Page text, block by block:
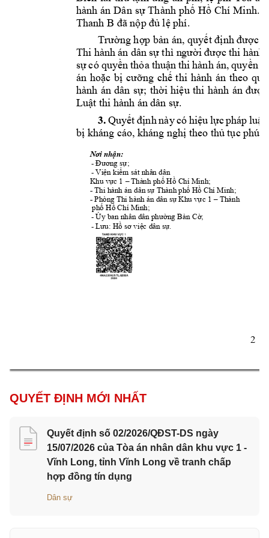
2
hành án Dân sự Thành phố Hồ Chí Minh.
Thanh B đã nộp đủ lệ phí.
Trường hợp bản án, quyết định được
Thi hành án dân sự thì người được thi hành
sự có quyền thỏa thuận thi hành án, quyền
án hoặc bị cưỡng chế thi hành án theo
hành án dân sự; thời hiệu thi hành án
Luật thi hành án dân sự.
3. Quyết định này có hiệu lực pháp luật
bị kháng cáo, kháng nghị theo thủ tục phúc
Nơi nhận:
- Đương sự;
- Viện kiểm sát nhân dân
Khu vực 1 – Thành phố Hồ Chí Minh;
- Thi hành án dân sự Thành phố Hồ Chí Minh;
- Phòng Thi hành án dân sự Khu vực 1 – Thành
phố Hồ Chí Minh;
- Ủy ban nhân dân phường Bàn Cờ;
- Lưu: Hồ sơ việc dân sự.
QUYẾT ĐỊNH MỚI NHẤT
Quyết định số 02/2026/QĐST-DS ngày
15/07/2026 của Tòa án nhân dân khu vực 1 -
Vĩnh Long, tỉnh Vĩnh Long về tranh chấp
hợp đồng tín dụng
Dân sự